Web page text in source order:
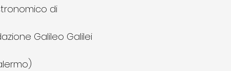
di
Galileo Galilei